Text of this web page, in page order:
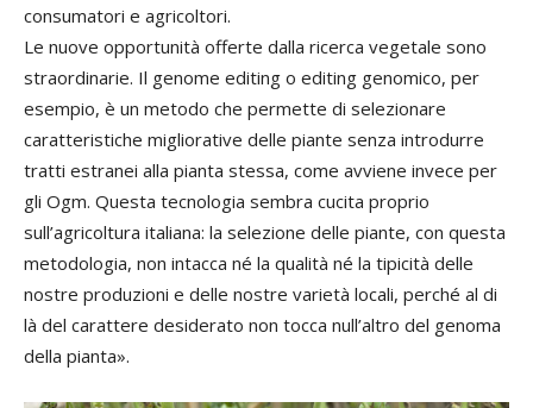
consumatori e agricoltori.
Le nuove opportunità offerte dalla ricerca vegetale sono
straordinarie. Il genome editing o editing genomico, per
esempio, è un metodo che permette di selezionare
caratteristiche migliorative delle piante senza introdurre
tratti estranei alla pianta stessa, come avviene invece per
gli Ogm. Questa tecnologia sembra cucita proprio
sull’agricoltura italiana: la selezione delle piante, con questa
metodologia, non intacca né la qualità né la tipicità delle
nostre produzioni e delle nostre varietà locali, perché al di
là del carattere desiderato non tocca null’altro del genoma
della pianta».